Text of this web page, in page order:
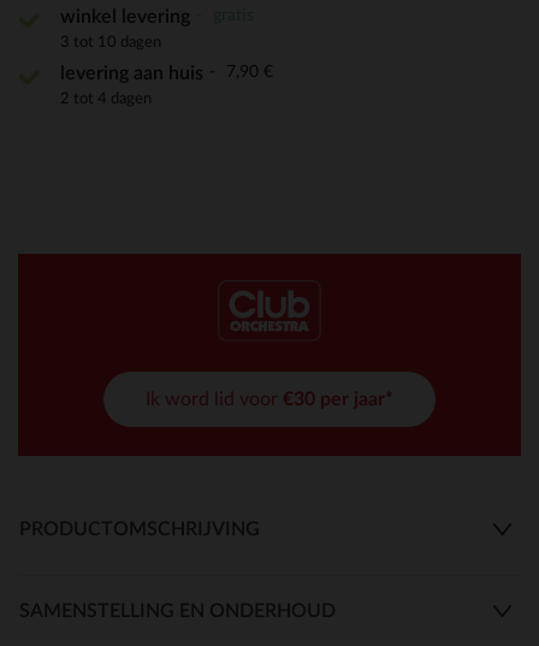
winkel levering
3 tot 10 dagen
levering aan huis 7,90 €
2 tot 4 dagen
Ik word lid voor €30 per jaar*
PRODUCTOMSCHRIJVING
SAMENSTELLING EN ONDERHOUD